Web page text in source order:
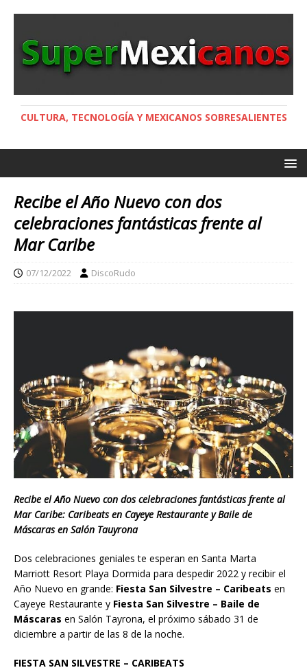
CULTURA, TECNOLOGÍA Y MEXICANOS SOBRESALIENTES
Recibe el Año Nuevo con dos
celebraciones fantásticas frente al
Mar Caribe
07/12/2022 DiscoRudo
Recibe el Año Nuevo con dos celebraciones fantásticas frente al
Mar Caribe: Caribeats en Cayeye Restaurante y Baile de
Máscaras en Salón Tauyrona
Dos celebraciones geniales te esperan en Santa Marta
Marriott Resort Playa Dormida para despedir 2022 y recibir el
Año Nuevo en grande: Fiesta San Silvestre – Caribeats en
Cayeye Restaurante y Fiesta San Silvestre – Baile de
Máscaras en Salón Tayrona, el próximo sábado 31 de
diciembre a partir de las 8 de la noche.
FIESTA SAN SILVESTRE – CARIBEATS